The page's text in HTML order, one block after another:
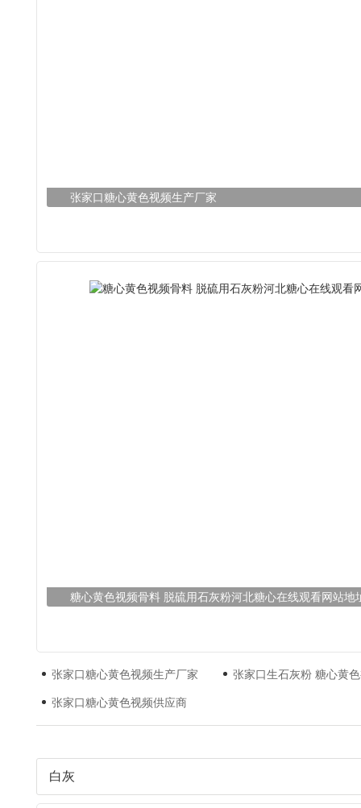
张家口糖心黄色视频生产厂家
张家口糖心黄色视频生产厂家 张家口生石灰粉 糖心黄
张家口糖心黄色视频供应商
白灰